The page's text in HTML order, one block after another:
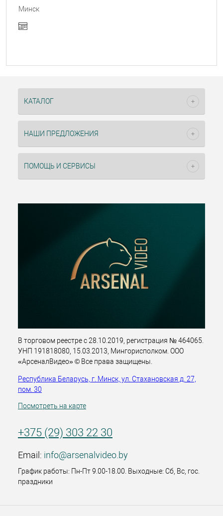
Минск
КАТАЛОГ
НАШИ ПРЕДЛОЖЕНИЯ
ПОМОЩЬ И СЕРВИСЫ
В торговом реестре с 28.10.2019, регистрация № 464065.
УНП 191818080, 15.03.2013, Мингорисполком. ООО
«АрсеналВидео» © Все права защищены.
Республика Беларусь, г. Минск, ул. Стахановская д. 27,
пом. 30
Посмотреть на карте
+375 (29) 303 22 30
Email: info@arsenalvideo.by
График работы: Пн-Пт 9.00-18.00. Выходные: Сб, Вс, гос.
праздники